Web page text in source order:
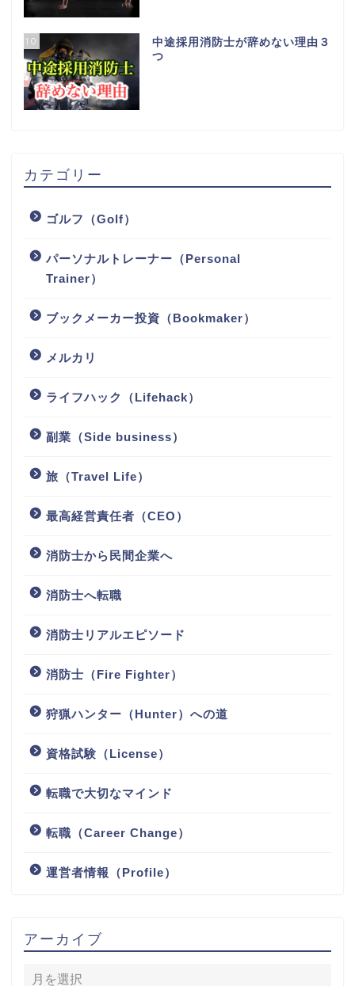
10
中途採用消防士が辞めない理由３
つ
カテゴリー
ゴルフ（Golf）
パーソナルトレーナー（Personal
Trainer）
ブックメーカー投資（Bookmaker）
メルカリ
ライフハック（Lifehack）
副業（Side business）
旅（Travel Life）
最高経営責任者（CEO）
消防士から民間企業へ
消防士へ転職
消防士リアルエピソード
消防士（Fire Fighter）
狩猟ハンター（Hunter）への道
資格試験（License）
転職で大切なマインド
転職（Career Change）
運営者情報（Profile）
アーカイブ